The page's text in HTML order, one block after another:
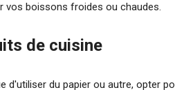
vos boissons froides ou chaudes.
de cuisine
d'utiliser du papier ou autre, opter